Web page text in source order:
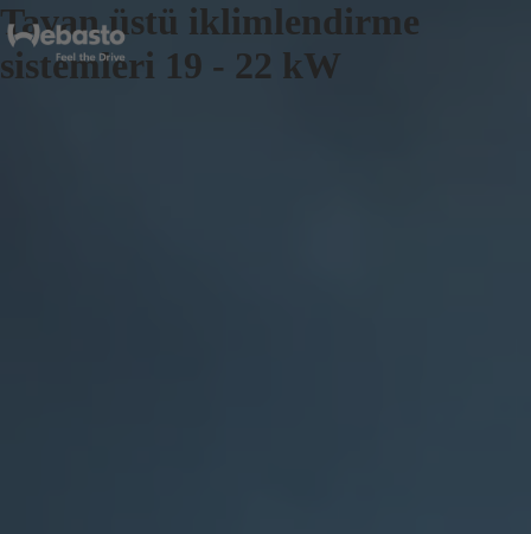
Tavan üstü iklimlendirme
sistemleri 19 - 22 kW